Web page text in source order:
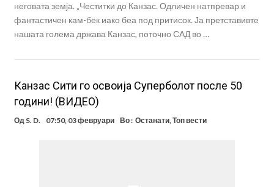
неговата земја. „Честитки до Канзас. Одличен натпревар и
фантастичен кам-бек иако беа под притисок. Ја претставивте
нашата голема држава Канзас, поточно САД во …
Канзас Сити го освоија Суперболот после 50
години! (ВИДЕО)
Од S. D. 07:50, 03 февруари Во : Останати,Топ вести